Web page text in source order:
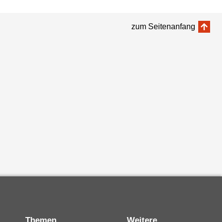
zum Seitenanfang